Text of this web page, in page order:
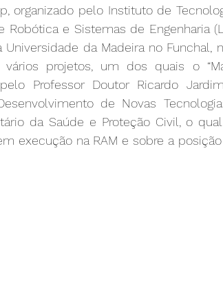
organizado pelo Instituto de
Robótica e Sistemas de Engenharia
Universidade da Madeira no Funchal,
vários projetos, um dos quais o
Professor Doutor Ricardo
de Novas
da Saúde e Proteção Civil, o
execução na RAM e sobre a